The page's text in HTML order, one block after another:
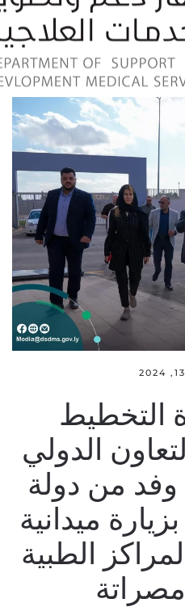
التخطيط
الدولي
وفد من دولة
ميدانية
الطبية